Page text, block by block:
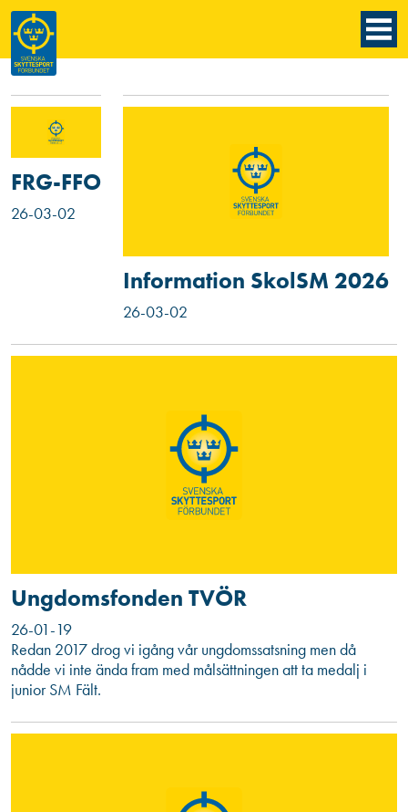
FRG-FFO
26-03-02
Information SkolSM 2026
26-03-02
Ungdomsfonden TVÖR
26-01-19
Redan 2017 drog vi igång vår ungdomssatsning men då
nådde vi inte ända fram med målsättningen att ta medalj i
junior SM Fält.